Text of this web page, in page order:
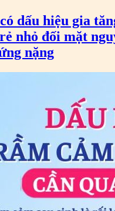
dấu hiệu gia
nhỏ đối mặt
nặng